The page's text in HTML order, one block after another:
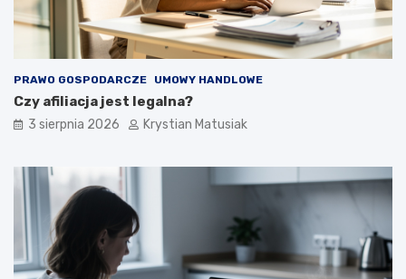
PRAWO GOSPODARCZE UMOWY HANDLOWE
Czy afiliacja jest legalna?
3 sierpnia 2026 Krystian Matusiak